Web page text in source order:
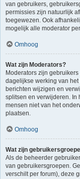
van gebruikers,
permissies zijn natuurlijk
toegewezen. Ook
mogelijk alle moderator
Omhoog
Wat zijn Moderators?
Moderators zijn
dagelijkse werking van
berichten wijzigen en
splitsen en verwijderen. In
mensen niet van het
plaatsen.
Omhoog
Wat zijn
Als de beheerder
van gebruikersgroepen.
verschilt per forum), deze